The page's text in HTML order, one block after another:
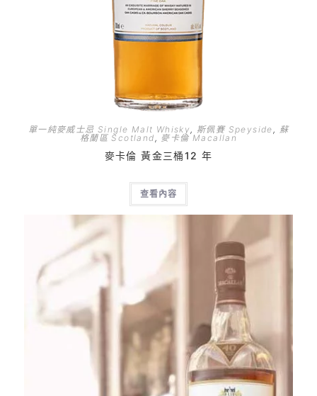
單一純麥威士忌 Single Malt Whisky, 斯佩賽 Speyside , 蘇
格蘭區 Scotland , 麥卡倫 Macallan
麥卡倫 黃金三桶12 年
查看內容